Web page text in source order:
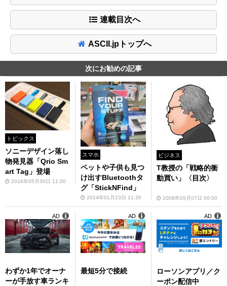
連載目次へ
ASCII.jpトップへ
次にお勧めの記事
トピックス
ソニーデザイン落し
物発見器「Qrio Sm
art Tag」登場
2016年05月30日 11:00
スマホ
ペットや子供も見つ
け出すBluetoothタ
グ「StickNFind」
2014年01月23日 11:30
ビジネス
T教授の「戦略的衝
動買い」〈目次〉
2008年05月07日 00:00
わずか1年でオーナ
ーが手放す車ランキ
AD
最短5分で接続
AD
ローソンアプリ／ク
ーポン配信中
AD